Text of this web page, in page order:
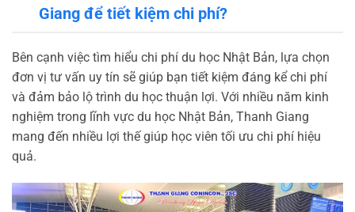
Giang để tiết kiệm chi phí?
Bên cạnh việc tìm hiểu chi phí du học Nhật Bản, lựa chọn
đơn vị tư vấn uy tín sẽ giúp bạn tiết kiệm đáng kể chi phí
và đảm bảo lộ trình du học thuận lợi. Với nhiều năm kinh
nghiệm trong lĩnh vực du học Nhật Bản, Thanh Giang
mang đến nhiều lợi thế giúp học viên tối ưu chi phí hiệu
quả.